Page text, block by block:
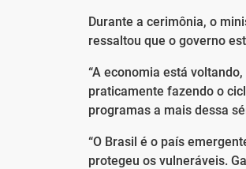
Durante a cerimônia, o
ressaltou que o governo
“A economia está
praticamente fazendo o
programas a mais dessa
“O Brasil é o país
protegeu os vulneráveis.